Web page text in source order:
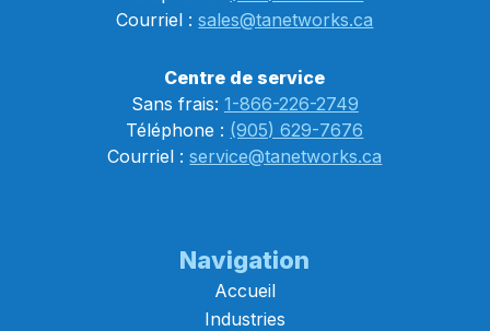
Courriel :sales@tanetworks.ca
Centre de service
Sans frais: 1-866-226-2749
Téléphone : (905) 629-7676
Courriel :service@tanetworks.ca
Navigation
Accueil
Industries